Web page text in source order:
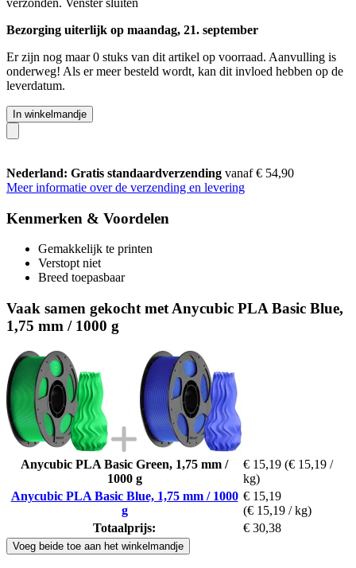
Bezorging uiterlijk op maandag, 21. september
Er zijn nog maar 0 stuks van dit artikel op voorraad. Aanvulling is
onderweg! Als er meer besteld wordt, kan dit invloed hebben op de
leverdatum.
In winkelmandje
Nederland: Gratis standaardverzending vanaf € 54,90
Meer informatie over de verzending en levering
Kenmerken & Voordelen
Gemakkelijk te printen
Verstopt niet
Breed toepasbaar
Vaak samen gekocht met Anycubic PLA Basic Blue,
1,75 mm / 1000 g
Anycubic PLA Basic Green, 1,75 mm /
1000 g
€ 15,19 (€ 15,19 /
kg)
Anycubic PLA Basic Blue, 1,75 mm / 1000
g
€ 15,19
(€ 15,19 / kg)
Totaalprijs:
€ 30,38
Voeg beide toe aan het winkelmandje